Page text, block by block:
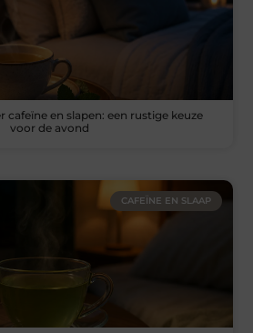
cafeïne en slapen: een rustige keuze
voor de avond
CAFEÏNE EN SLAAP